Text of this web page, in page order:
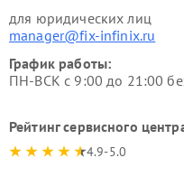
для юридических лиц
manager@fix-infinix.ru
График работы:
ПН-ВСК с 9:00 до 21:00
Рейтинг сервисного
4.9-5.0